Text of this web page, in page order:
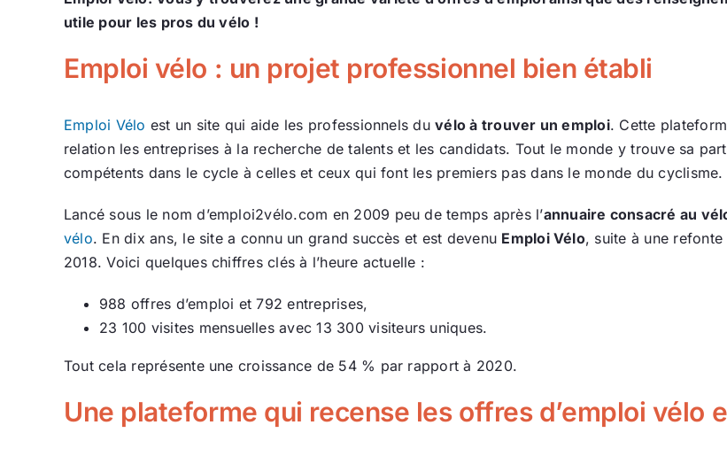
utile pour les pros du vélo !
Emploi vélo : un projet professionnel bien établi
Emploi Vélo est un site qui aide les professionnels duvélo à trouver un emploi. Cette
relation les entreprises à la recherche de talents et les candidats. Tout le monde y trouve sa
compétents dans le cycle à celles et ceux qui font les premiers pas dans le monde du cyclisme.
Lancé sous le nom d’emploi2vélo.com en 2009 peu de temps après l’annuaire consacré au
vélo. En dix ans, le site a connu un grand succès et est devenu Emploi Vélo, suite à une refonte
2018. Voici quelques chiffres clés à l’heure actuelle :
988 offres d’emploi et 792 entreprises,
23 100 visites mensuelles avec 13 300 visiteurs uniques.
Tout cela représente une croissance de 54 % par rapport à 2020.
Une plateforme qui recense les offres d’emploi vélo